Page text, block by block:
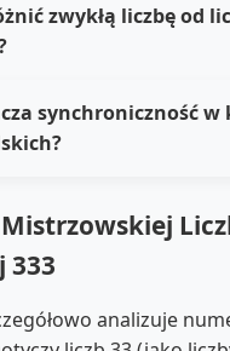
zwykłą liczbę od
synchroniczność
333
analizuje